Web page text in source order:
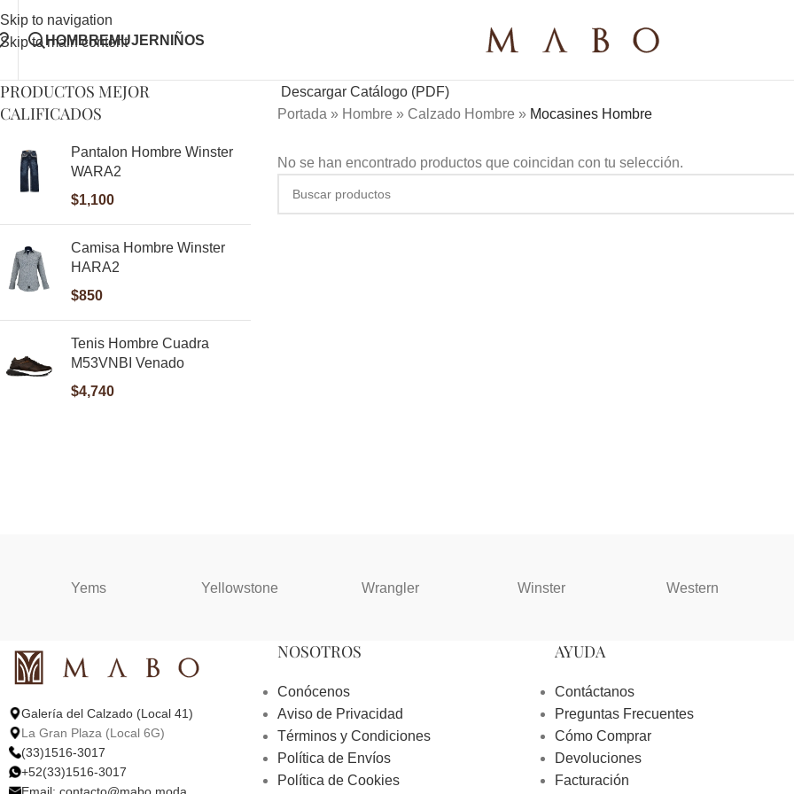
Skip to navigation
Skip to main content
HOMBREMUJER NIÑOS
PRODUCTOS MEJOR
CALIFICADOS
Pantalon Hombre Winster
WARA2
$1,100
Camisa Hombre Winster
HARA2
$850
Tenis Hombre Cuadra
M53VNBI Venado
$4,740
Descargar Catálogo (PDF)
Portada » Hombre » Calzado Hombre » Mocasines Hombre
No se han encontrado productos que coincidan con tu selección.
Yems Yellowstone Wrangler Winster Western
Galería del Calzado (Local 41)
La Gran Plaza (Local 6G)
(33)1516-3017
+52(33)1516-3017
NOSOTROS
Conócenos
Aviso de Privacidad
Términos y Condiciones
Política de Envíos
Política de Cookies
AYUDA
Contáctanos
Preguntas Frecuentes
Cómo Comprar
Devoluciones
Facturación